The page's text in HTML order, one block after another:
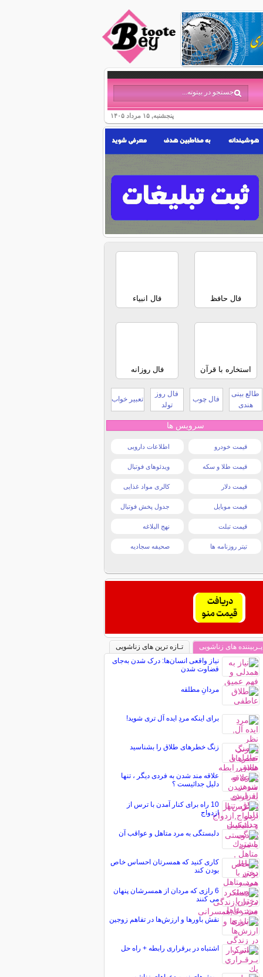
پنجشنبه, ۱۵ مرداد ۱۴۰۵
فال حافظ فال انبیاء
استخاره با قرآن فال روزانه
طالع بینی
هندی
فال چوب
فال روز
تولد
تعبیر خواب
سرویس ها
قیمت خودرو اطلاعات دارویی
قیمت طلا و سکه ویدئوهای فوتبال
قیمت دلار کالری مواد غذایی
قیمت موبایل جدول پخش فوتبال
قیمت تبلت نهج البلاغه
تیتر روزنامه ها صحیفه سجادیه
پـربیننده های زناشویی
تـازه ترین های زناشویی
نیاز واقعی انسان‌ها: درک شدن به‌جای
قضاوت شدن
مردانِ مطلقه
برای اینکه مردِ ایده آل تری شوید!
زنگ خطرهای طلاق را بشناسید
علاقه مند شدن به فردی دیگر ، تنها
دلیل جدائیست ؟
10 راه برای کنار آمدن با ترس از
ازدواج
دلبستگی به مرد متاهل و عواقب آن
کاری کنید که همسرتان احساس خاص
بودن کند
6 رازی که مردان از همسرشان پنهان
می کنند
نقش باورها و ارزش‌ها در تفاهم زوجین
اشتباه در برقراری رابطه + راه حل